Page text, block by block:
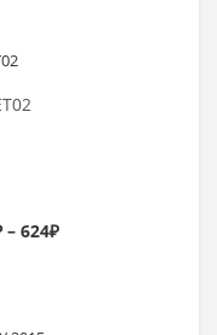
624₽